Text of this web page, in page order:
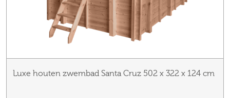
Luxe houten zwembad Santa Cruz 502 x 322 x 124 cm